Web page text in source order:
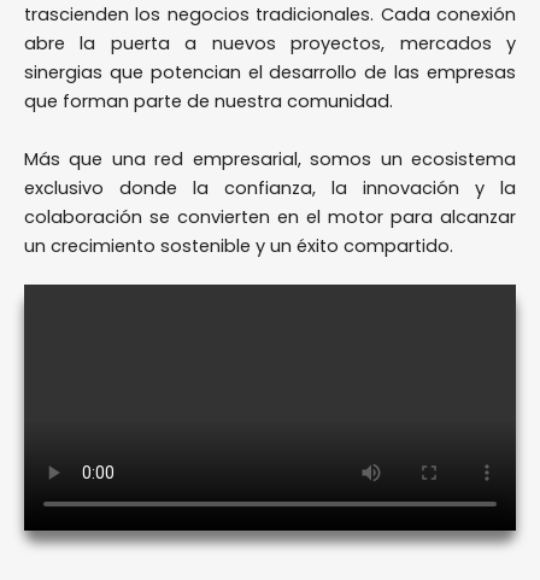
trascienden los negocios tradicionales. Cada conexión
abre la puerta a nuevos proyectos, mercados y
sinergias que potencian el desarrollo de las empresas
que forman parte de nuestra comunidad.
Más que una red empresarial, somos un ecosistema
exclusivo donde la confianza, la innovación y la
colaboración se convierten en el motor para alcanzar
un crecimiento sostenible y un éxito compartido.